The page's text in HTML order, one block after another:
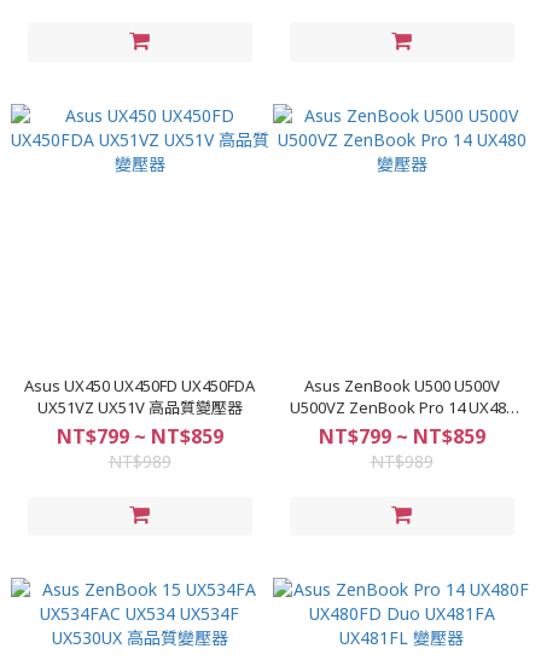
Asus UX450 UX450FD UX450FDA
UX51VZ UX51V 高品質變壓器
NT$799 ~ NT$859
NT$989
Asus ZenBook U500 U500V
U500VZ ZenBook Pro 14 UX480
變壓器
NT$799 ~ NT$859
NT$989